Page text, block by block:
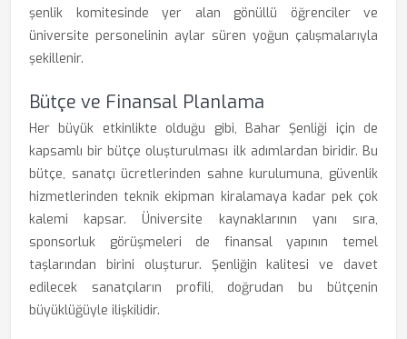
şenlik komitesinde yer alan gönüllü öğrenciler ve
üniversite personelinin aylar süren yoğun çalışmalarıyla
şekillenir.
Bütçe ve Finansal Planlama
Her büyük etkinlikte olduğu gibi, Bahar Şenliği için de
kapsamlı bir bütçe oluşturulması ilk adımlardan biridir. Bu
bütçe, sanatçı ücretlerinden sahne kurulumuna, güvenlik
hizmetlerinden teknik ekipman kiralamaya kadar pek çok
kalemi kapsar. Üniversite kaynaklarının yanı sıra,
sponsorluk görüşmeleri de finansal yapının temel
taşlarından birini oluşturur. Şenliğin kalitesi ve davet
edilecek sanatçıların profili, doğrudan bu bütçenin
büyüklüğüyle ilişkilidir.